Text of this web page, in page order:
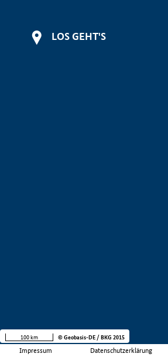
LOS GEHT'S
Impressum Datenschutzerklärung
100 km © Geobasis-DE / BKG 2015